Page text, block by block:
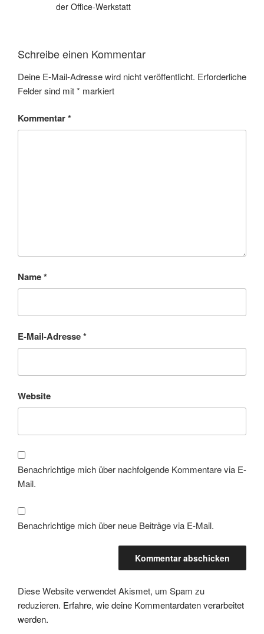
der Office-Werkstatt
Schreibe einen Kommentar
Deine E-Mail-Adresse wird nicht veröffentlicht. Erforderliche
Felder sind mit* markiert
Kommentar*
Name*
E-Mail-Adresse*
Website
Benachrichtige mich über nachfolgende Kommentare via E-
Mail.
Benachrichtige mich über neue Beiträge via E-Mail.
Diese Website verwendet Akismet, um Spam zu
reduzieren. Erfahre, wie deine Kommentardaten verarbeitet
werden.